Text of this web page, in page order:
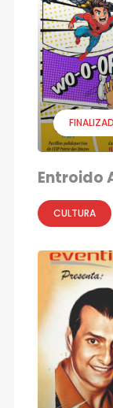
Entroido
CULTURA